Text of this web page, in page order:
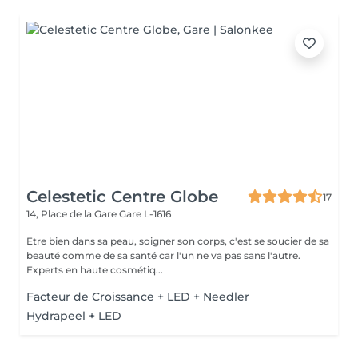
Celestetic Centre Globe
17
14, Place de la Gare Gare L-1616
Etre bien dans sa peau, soigner son corps, c'est se soucier de sa
beauté comme de sa santé car l'un ne va pas sans l'autre.
Experts en haute cosmétiq...
Facteur de Croissance + LED + Needler
Hydrapeel + LED